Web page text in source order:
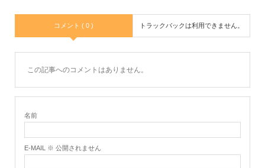
コメント ( 0 ) トラックバックは利用できません。
この記事へのコメントはありません。
名前
E-MAIL ※ 公開されません